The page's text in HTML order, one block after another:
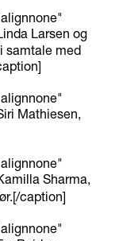
Larsen og
samtale med
Mathiesen,
Sharma,
caption]